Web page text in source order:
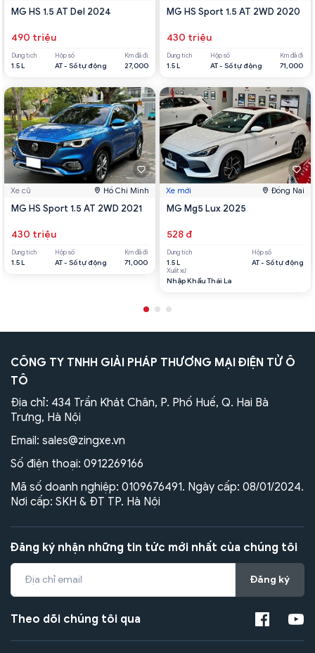
MG HS 1.5 AT Del 2024
490 triệu
Dung tích
1.5 L
Hộp số
AT - Số tự động
Km đã đi
27,000
Xe cũ Hồ Chí Minh
MG HS Sport 1.5 AT 2WD 2021
430 triệu
Dung tích
1.5 L
Hộp số
AT - Số tự động
Km đã đi
71,000
MG HS Sport 1.5 AT 2WD 2020
430 triệu
Dung tích
1.5 L
Hộp số
AT - Số tự động
Km đã đi
71,000
Xe mới Đồng Nai
MG Mg5 Lux 2025
528 đ
Dung tích
1.5 L
Hộp số
AT - Số tự động
Xuất xứ
Nhập Khẩu Thái La
CÔNG TY TNHH GIẢI PHÁP THƯƠNG MẠI ĐIỆN TỬ Ô
TÔ
Địa chỉ: 434 Trần Khát Chân, P. Phố Huế, Q. Hai Bà
Trưng, Hà Nội
Email: sales@zingxe.vn
Số điện thoại: 0912269166
Mã số doanh nghiệp: 0109676491. Ngày cấp: 08/01/2024.
Nơi cấp: SKH & ĐT TP. Hà Nội
Đăng ký nhận những tin tức mới nhất của chúng tôi
Đăng ký
Theo dõi chúng tôi qua